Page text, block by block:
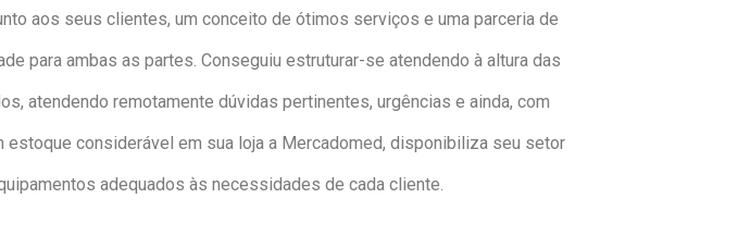
aos seus clientes, um conceito de ótimos serviços e uma parceria de
para ambas as partes. Conseguiu estruturar-se atendendo à altura das
atendendo remotamente dúvidas pertinentes, urgências e ainda, com
considerável em sua loja a Mercadomed, disponibiliza seu setor
adequados às necessidades de cada cliente.